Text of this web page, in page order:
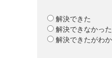
解決できた
解決できなかった
解決できたがわ